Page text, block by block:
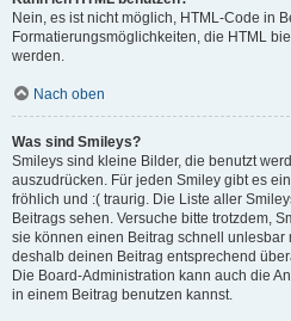
Nein, es ist nicht möglich, HTML-Code in
Formatierungsmöglichkeiten, die HTML
werden.
Nach oben
Was sind Smileys?
Smileys sind kleine Bilder, die benutzt
auszudrücken. Für jeden Smiley gibt es
fröhlich und :( traurig. Die Liste aller
Beitrags sehen. Versuche bitte trotzdem,
sie können einen Beitrag schnell
deshalb deinen Beitrag entsprechend
Die Board-Administration kann auch die
in einem Beitrag benutzen kannst.